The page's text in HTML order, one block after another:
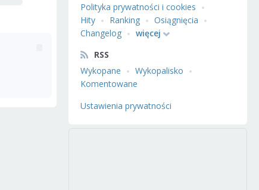
Polityka prywatności i cookies
Hity
Ranking
Osiągnięcia
Changelog
więcej
RSS
Wykopane
Wykopalisko
Komentowane
Ustawienia prywatności